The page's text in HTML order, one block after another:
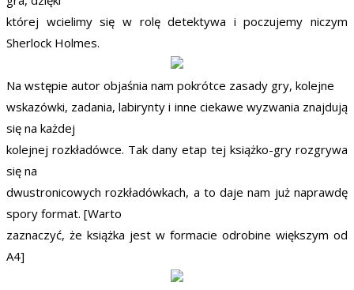
której wcielimy się w rolę detektywa i poczujemy niczym
Sherlock Holmes.
Na wstępie autor objaśnia nam pokrótce zasady gry, kolejne
wskazówki, zadania, labirynty i inne ciekawe wyzwania znajdują
się na każdej
kolejnej rozkładówce. Tak dany etap tej książko-gry rozgrywa
się na
dwustronicowych rozkładówkach, a to daje nam już naprawdę
spory format. [Warto
zaznaczyć, że książka jest w formacie odrobine większym od
A4]